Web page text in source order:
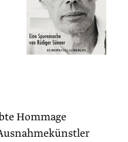
Hommage